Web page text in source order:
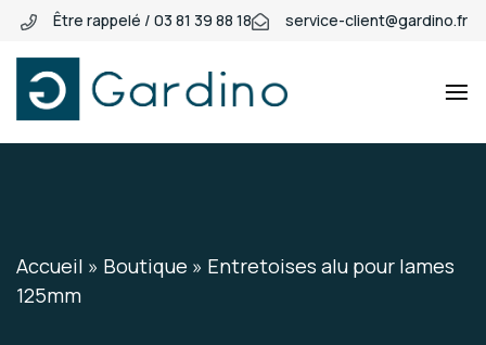
Être rappelé / 03 81 39 88 18 service-client@gardino.fr
Gardino
Gardino
Accueil » Boutique » Entretoises alu pour lames
125mm